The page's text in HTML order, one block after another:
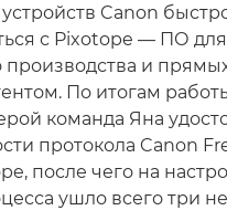
Canon
с Pixotope — ПО для
производства и
По итогам
команда Яна
протокола Canon
после чего на
ушло всего три